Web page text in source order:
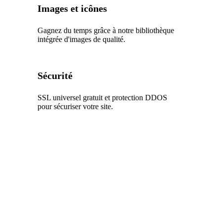
Images et icônes
Gagnez du temps grâce à notre bibliothèque
intégrée d'images de qualité.
Sécurité
SSL universel gratuit et protection DDOS
pour sécuriser votre site.